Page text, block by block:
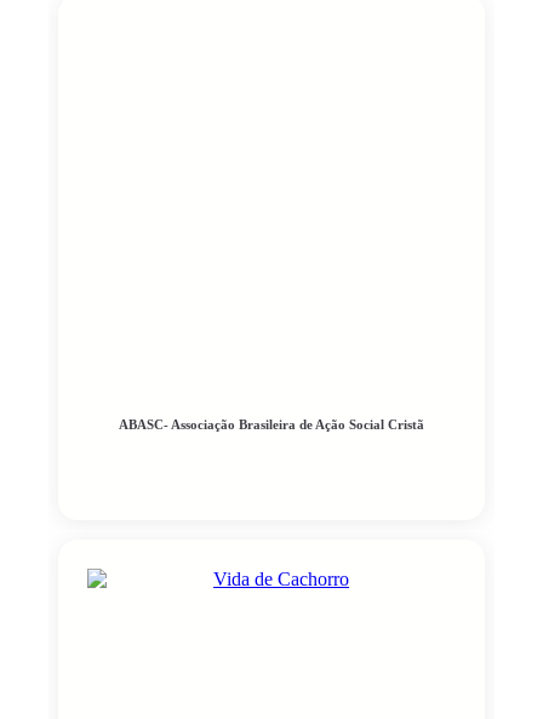
ABASC- Associação Brasileira de Ação Social Cristã